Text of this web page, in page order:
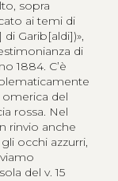
sopra
ai temi di
Garib[aldi])»,
di
1884. C’è
omerica del
rossa. Nel
rinvio anche
occhi azzurri,
del v. 15